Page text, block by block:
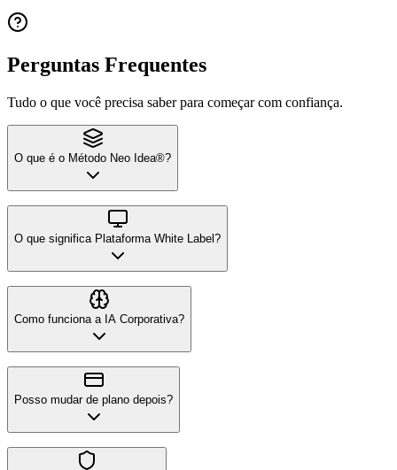
Perguntas Frequentes
Tudo o que você precisa saber para começar com confiança.
O que é o Método Neo Idea®?
O que significa Plataforma White Label?
Como funciona a IA Corporativa?
Posso mudar de plano depois?